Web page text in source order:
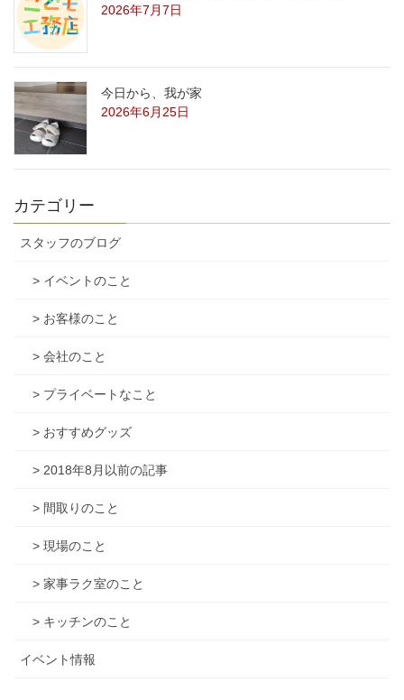
2026年7月7日
今日から、我が家
2026年6月25日
カテゴリー
スタッフのブログ
> イベントのこと
> お客様のこと
> 会社のこと
> プライベートなこと
> おすすめグッズ
> 2018年8月以前の記事
> 間取りのこと
> 現場のこと
> 家事ラク室のこと
> キッチンのこと
イベント情報